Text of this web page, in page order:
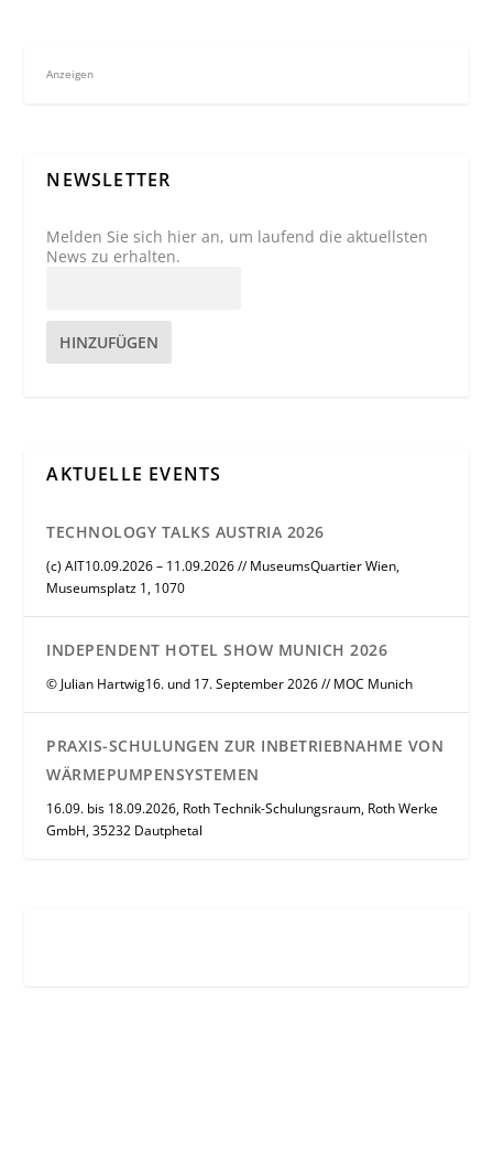
Anzeigen
NEWSLETTER
Melden Sie sich hier an, um laufend die aktuellsten
News zu erhalten.
HINZUFÜGEN
AKTUELLE EVENTS
TECHNOLOGY TALKS AUSTRIA 2026
(c) AIT10.09.2026 – 11.09.2026 // MuseumsQuartier Wien,
Museumsplatz 1, 1070
INDEPENDENT HOTEL SHOW MUNICH 2026
© Julian Hartwig16. und 17. September 2026 // MOC Munich
PRAXIS-SCHULUNGEN ZUR INBETRIEBNAHME VON
WÄRMEPUMPENSYSTEMEN
16.09. bis 18.09.2026, Roth Technik-Schulungsraum, Roth Werke
GmbH, 35232 Dautphetal